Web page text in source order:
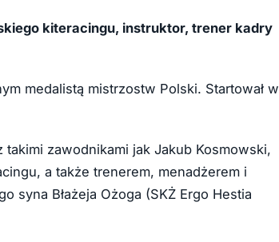
kiteracingu, instruktor, trener kadry
medalistą mistrzostw Polski. Startował w
zawodnikami jak Jakub Kosmowski,
a także trenerem, menadżerem i
syna Błażeja Ożoga (SKŻ Ergo Hestia